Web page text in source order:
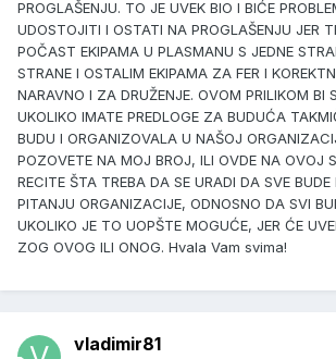
PROGLAŠENJU. TO JE UVEK BIO I BIĆE
UDOSTOJITI I OSTATI NA PROGLAŠENJU JER
POČAST EKIPAMA U PLASMANU S JEDNE
STRANE I OSTALIM EKIPAMA ZA FER I
NARAVNO I ZA DRUŽENJE. OVOM PRILIKOM BI
UKOLIKO IMATE PREDLOGE ZA BUDUĆA
BUDU I ORGANIZOVALA U NAŠOJ
POZOVETE NA MOJ BROJ, ILI OVDE NA OVOJ
RECITE ŠTA TREBA DA SE URADI DA SVE
PITANJU ORGANIZACIJE, ODNOSNO DA SVI
UKOLIKO JE TO UOPŠTE MOGUĆE, JER ĆE
ZOG OVOG ILI ONOG. Hvala Vam svima!
vladimir81